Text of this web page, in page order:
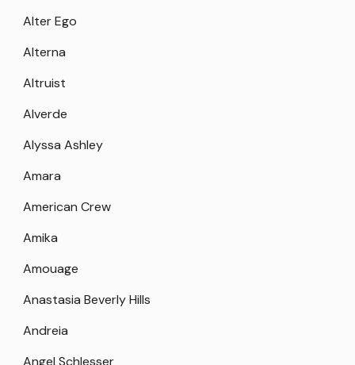
Alter Ego
Alterna
Altruist
Alverde
Alyssa Ashley
Amara
American Crew
Amika
Amouage
Anastasia Beverly Hills
Andreia